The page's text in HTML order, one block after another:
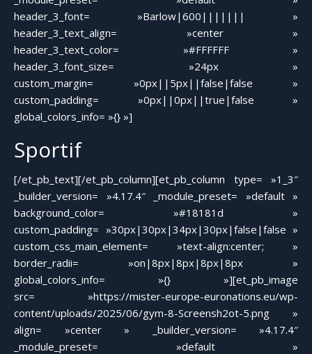
header_3_font= »Barlow|600||||||| »
header_3_text_align= »center »
header_3_text_color= »#FFFFFF »
header_3_font_size= »24px »
custom_margin= »0px||5px||false|false »
custom_padding= »0px||0px||true|false »
global_colors_info= »{} »]
Sportif
[/et_pb_text][/et_pb_column][et_pb_column type= »1_3″
_builder_version= »4.17.4″ _module_preset= »default »
background_color= »#18181d »
custom_padding= »30px|30px|34px|30px|false|false »
custom_css_main_element= »text-align:center; »
border_radii= »on|8px|8px|8px|8px »
global_colors_info= »{} »][et_pb_image
src= »https://mister-europe-euronations.eu/wp-
content/uploads/2025/06/gym-8-Screensh2ot-5.png »
align= »center » _builder_version= »4.17.4″
_module_preset= »default »